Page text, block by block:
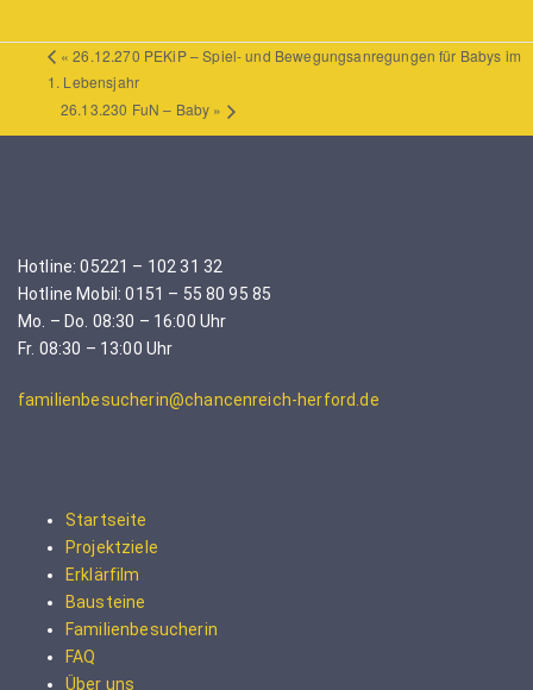
« 26.12.270 PEKiP – Spiel- und Bewegungsanregungen für Babys im
1. Lebensjahr
26.13.230 FuN – Baby »
Hotline: 05221 – 102 31 32
Hotline Mobil: 0151 – 55 80 95 85
Mo. – Do. 08:30 – 16:00 Uhr
Fr. 08:30 – 13:00 Uhr
familienbesucherin@chancenreich-herford.de
Startseite
Projektziele
Erklärfilm
Bausteine
Familienbesucherin
FAQ
Über uns